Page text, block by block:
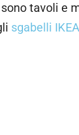
tavoli e
sgabelli IKEA